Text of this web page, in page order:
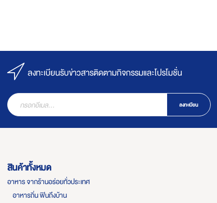
ลงทะเบียนรับข่าวสารติดตามกิจกรรมและโปรโมชั่น
ลงทะเบียน
สินค้าทั้งหมด
อาหาร จากร้านอร่อยทั่วประเทศ
อาหารถิ่น ฟินถึงบ้าน